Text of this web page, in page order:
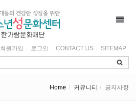
회원가입 로그인 CONTACT US SITEMAP
Home 커뮤니티 공지사항